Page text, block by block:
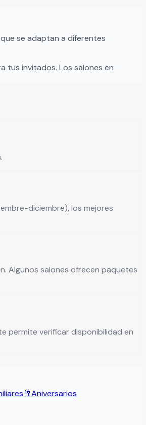
se adaptan a diferentes
tus invitados. Los salones en
diciembre), los mejores
Algunos salones ofrecen paquetes
permite verificar disponibilidad en
🥂Aniversarios